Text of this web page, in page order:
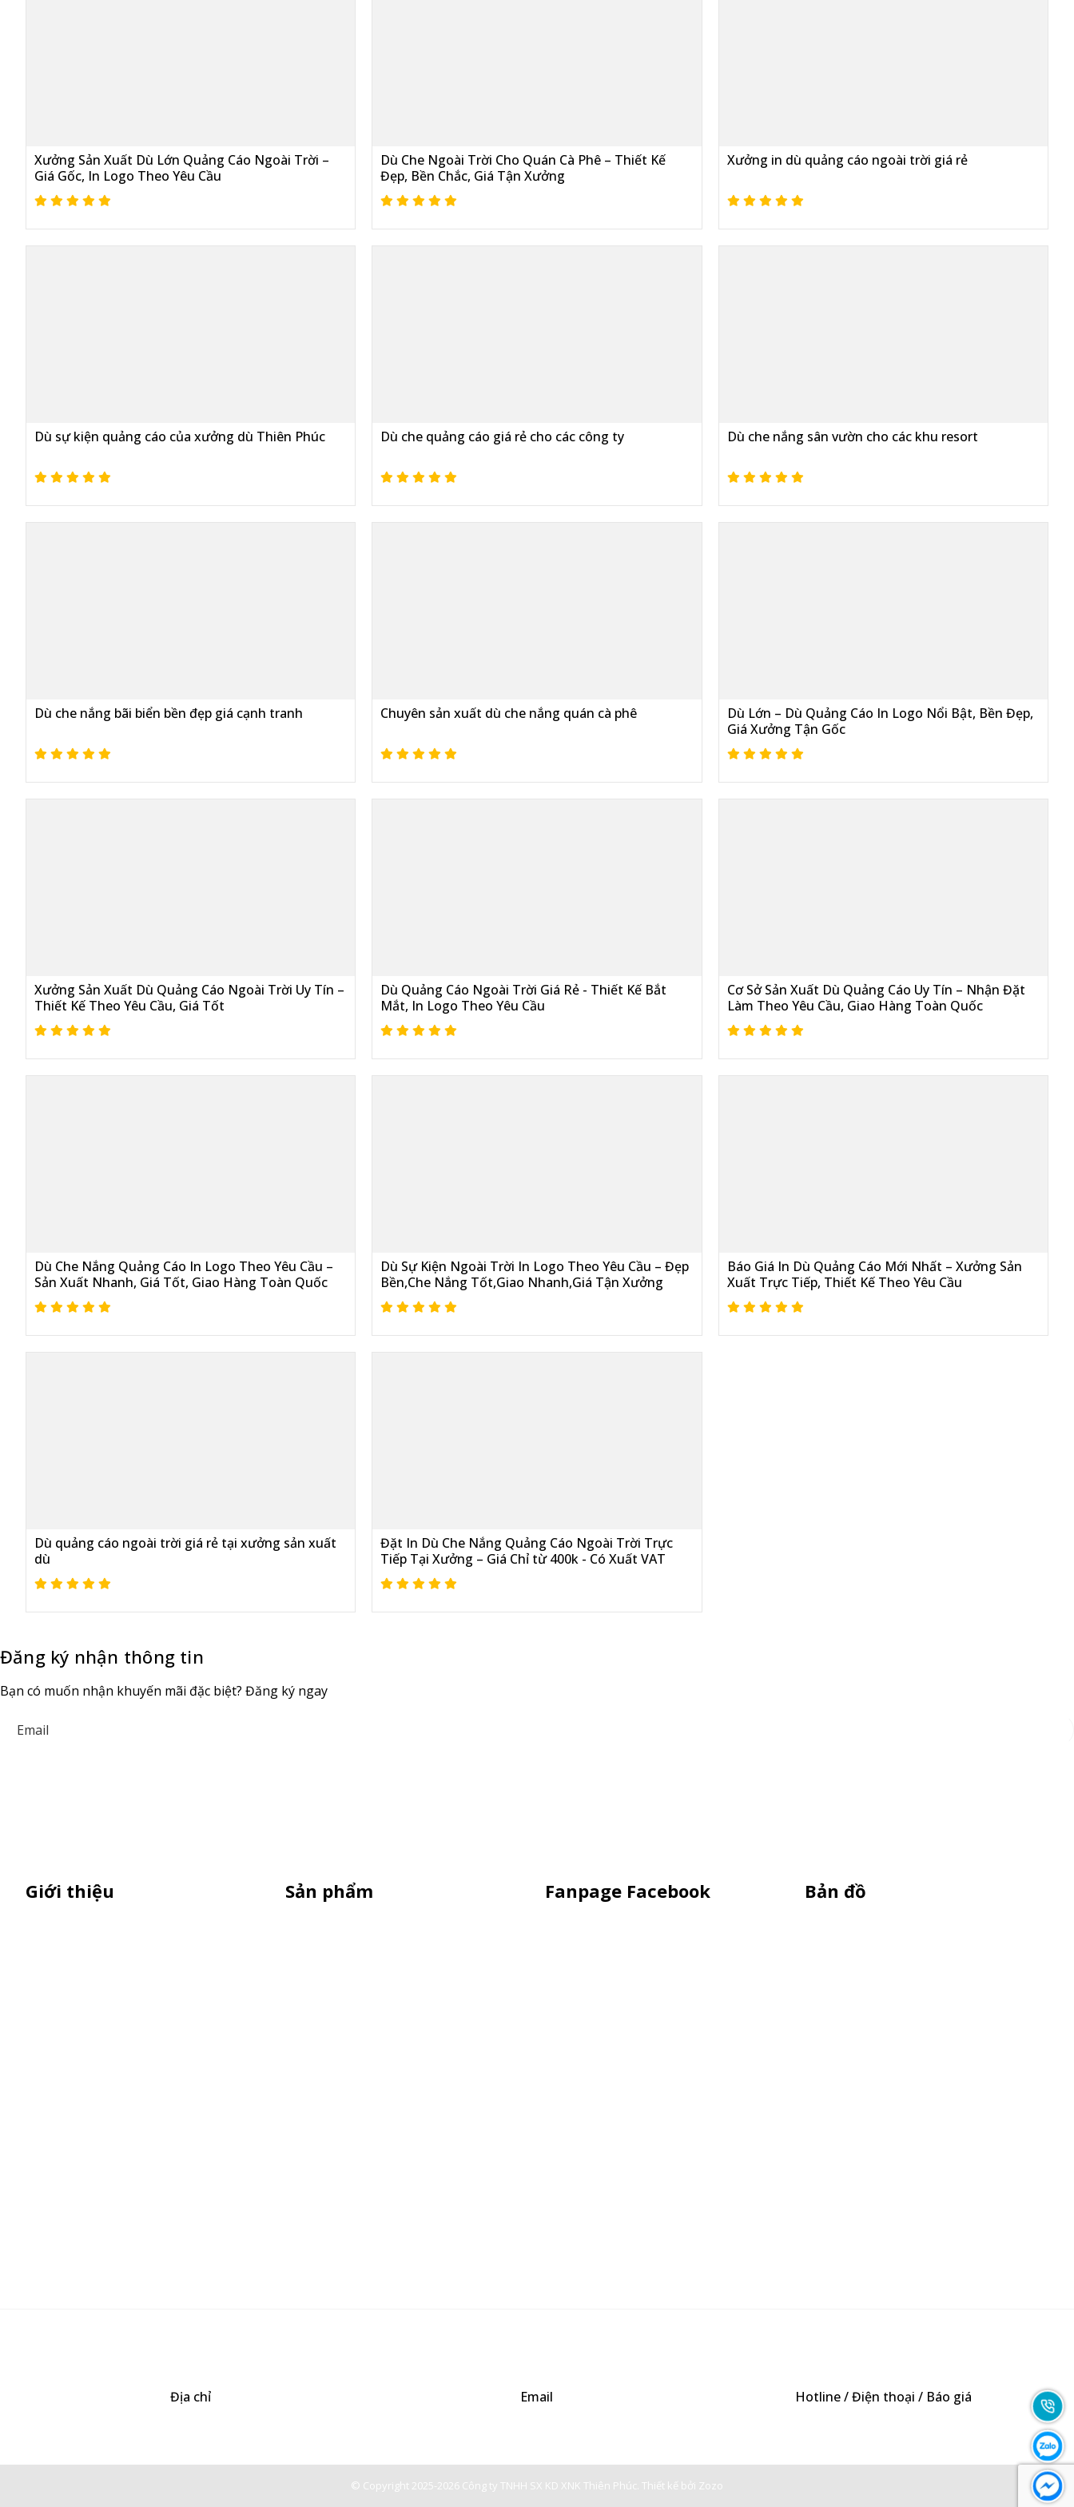
Xưởng Sản Xuất Dù Lớn Quảng Cáo Ngoài Trời –
Giá Gốc, In Logo Theo Yêu Cầu
Dù Che Ngoài Trời Cho Quán Cà Phê – Thiết Kế
Đẹp, Bền Chắc, Giá Tận Xưởng
Xưởng in dù quảng cáo ngoài trời giá rẻ
Dù sự kiện quảng cáo của xưởng dù Thiên Phúc Dù che quảng cáo giá rẻ cho các công ty Dù che nắng sân vườn cho các khu resort
Dù che nắng bãi biển bền đẹp giá cạnh tranh Chuyên sản xuất dù che nắng quán cà phê
Dù Lớn – Dù Quảng Cáo In Logo Nổi Bật, Bền Đẹp,
Giá Xưởng Tận Gốc
Xưởng Sản Xuất Dù Quảng Cáo Ngoài Trời Uy Tín –
Thiết Kế Theo Yêu Cầu, Giá Tốt
Dù Quảng Cáo Ngoài Trời Giá Rẻ - Thiết Kế Bắt
Mắt, In Logo Theo Yêu Cầu
Cơ Sở Sản Xuất Dù Quảng Cáo Uy Tín – Nhận Đặt
Làm Theo Yêu Cầu, Giao Hàng Toàn Quốc
Dù Che Nắng Quảng Cáo In Logo Theo Yêu Cầu –
Sản Xuất Nhanh, Giá Tốt, Giao Hàng Toàn Quốc
Dù Sự Kiện Ngoài Trời In Logo Theo Yêu Cầu – Đẹp
Bền,Che Nắng Tốt,Giao Nhanh,Giá Tận Xưởng
Báo Giá In Dù Quảng Cáo Mới Nhất – Xưởng Sản
Xuất Trực Tiếp, Thiết Kế Theo Yêu Cầu
Dù quảng cáo ngoài trời giá rẻ tại xưởng sản xuất
dù
Đặt In Dù Che Nắng Quảng Cáo Ngoài Trời Trực
Tiếp Tại Xưởng – Giá Chỉ từ 400k - Có Xuất VAT
Đăng ký nhận thông tin
Bạn có muốn nhận khuyến mãi đặc biệt? Đăng ký ngay
Giới thiệu Sản phẩm Fanpage Facebook Bản đồ
Địa chỉ
Email Hotline / Điện thoại / Báo giá
© Copyright 2025-2026 Công ty TNHH SX KD XNK Thiên Phúc. Thiết kế bởi Zozo